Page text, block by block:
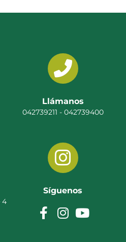
Llámanos
042739211 - 042739400
4
Síguenos